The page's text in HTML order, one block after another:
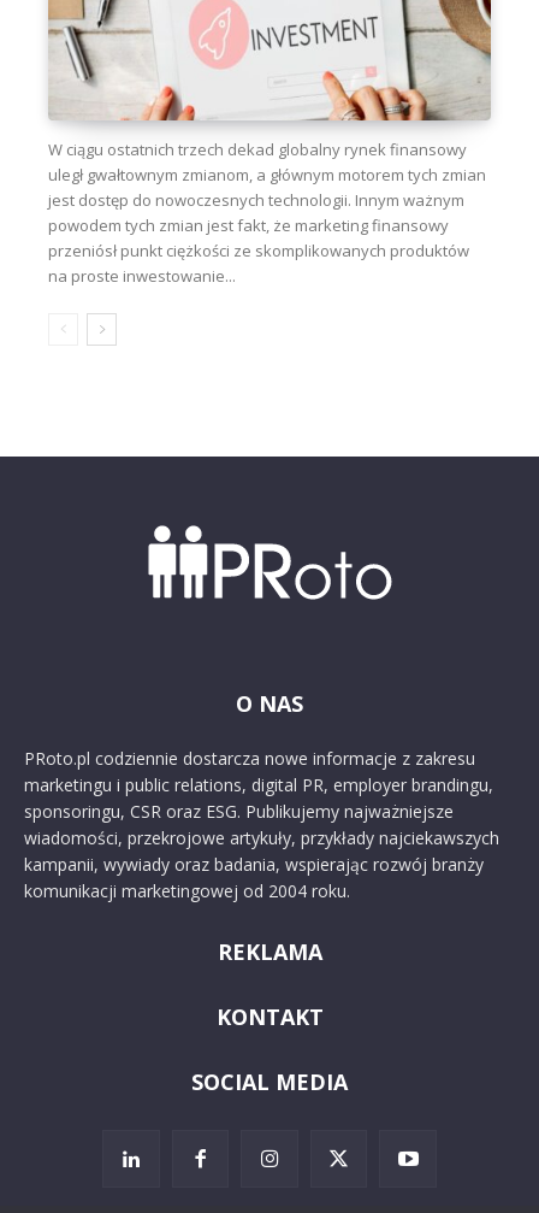
W ciągu ostatnich trzech dekad globalny rynek finansowy
uległ gwałtownym zmianom, a głównym motorem tych zmian
jest dostęp do nowoczesnych technologii. Innym ważnym
powodem tych zmian jest fakt, że marketing finansowy
przeniósł punkt ciężkości ze skomplikowanych produktów
na proste inwestowanie...
O NAS
PRoto.pl codziennie dostarcza nowe informacje z zakresu
marketingu i public relations, digital PR, employer brandingu,
sponsoringu, CSR oraz ESG. Publikujemy najważniejsze
wiadomości, przekrojowe artykuły, przykłady najciekawszych
kampanii, wywiady oraz badania, wspierając rozwój branży
komunikacji marketingowej od 2004 roku.
REKLAMA
KONTAKT
SOCIAL MEDIA